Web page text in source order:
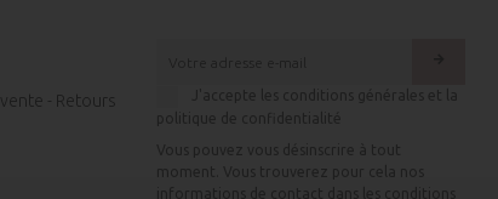
- Retours